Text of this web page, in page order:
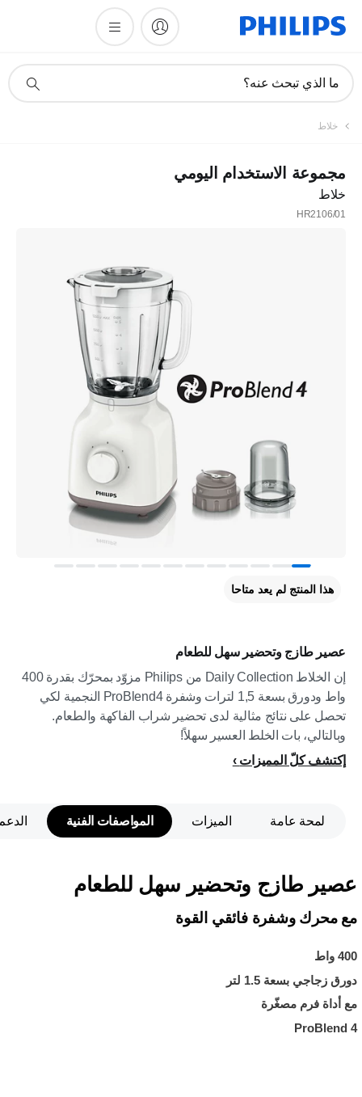
دعم
ما الذي تبحث عنه؟
خلاط
مجموعة الاستخدام اليومي
خلاط
HR2106/01
عصير طازج وتحضير سهل للطعام
إن الخلاط Daily Collection من Philips مزوّد بمحرّك بقدرة 400
واط ودورق بسعة 1,5 لترات وشفرة ProBlend4 النجمية لكي
تحصل على نتائج مثالية لدى تحضير شراب الفاكهة والطعام.
وبالتالي، بات الخلط العسير سهلاً!
إكتشف كلّ المميزات
هذا المنتج لم يعد متاحا
لمحة عامة الميزات المواصفات الفنية
عصير طازج وتحضير سهل للطعام
مع محرك وشفرة فائقي القوة
400 واط
دورق زجاجي بسعة 1.5 لتر
مع أداة فرم مصغّرة
ProBlend 4